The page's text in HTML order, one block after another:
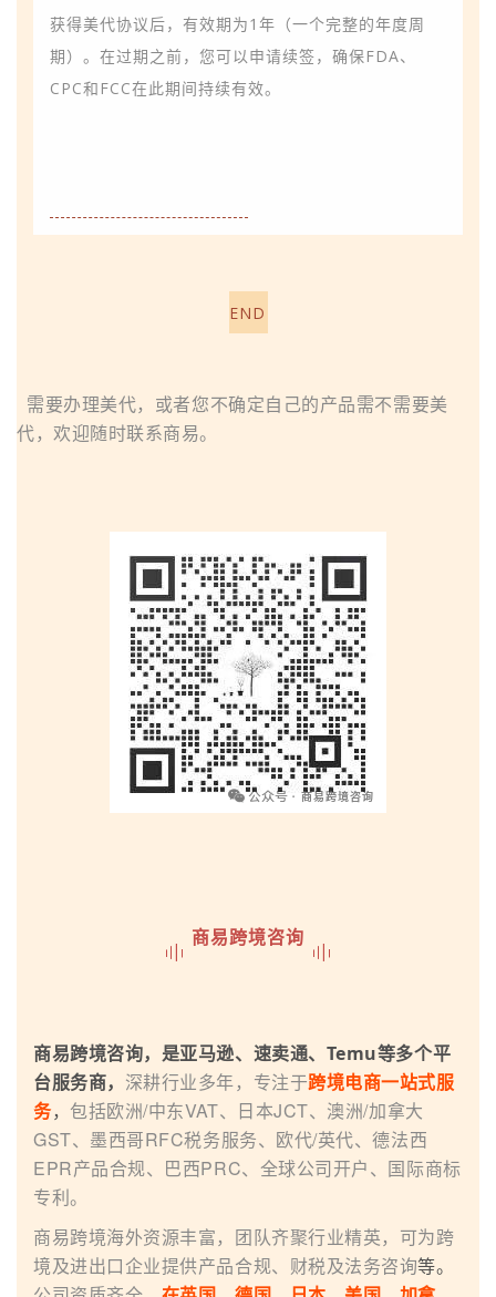
获得美代协议后，有效期为1年（一个完整的年度周
期）。在过期之前，您可以申请续签，确保FDA、
CPC和FCC在此期间持续有效。
END
需要办理美代，或者您不确定自己的产品需不需要美
代，欢迎随时联系商易。
商易跨境咨询
商易跨境咨询，是亚马逊、速卖通、Temu等多个平
台服务商， 深耕行业多年，专注于跨境电商一站式服
务， 包括欧洲/中东VAT、日本JCT、澳洲/加拿大
GST、墨西哥RFC税务服务、欧代/英代、德法西
EPR产品合规、巴西PRC、全球公司开户、国际商标
专利。
商易跨境海外资源丰富，团队齐聚行业精英，可为跨
境及进出口企业提供产品合规、财税及法务咨询等。